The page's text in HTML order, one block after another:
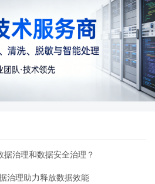
治理和数据安全治理？
治理助力释放数据效能